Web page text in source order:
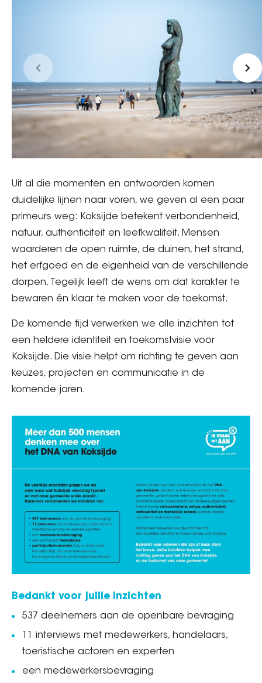
Uit al die momenten en antwoorden komen
duidelijke lijnen naar voren, we geven al een paar
primeurs weg: Koksijde betekent verbondenheid,
natuur, authenticiteit en leefkwaliteit. Mensen
waarderen de open ruimte, de duinen, het strand,
het erfgoed en de eigenheid van de verschillende
dorpen. Tegelijk leeft de wens om dat karakter te
bewaren én klaar te maken voor de toekomst.
De komende tijd verwerken we alle inzichten tot
een heldere identiteit en toekomstvisie voor
Koksijde. Die visie helpt om richting te geven aan
keuzes, projecten en communicatie in de
komende jaren.
Bedankt voor jullie inzichten
537 deelnemers aan de openbare bevraging
11 interviews met medewerkers, handelaars,
toeristische actoren en experten
een medewerkersbevraging